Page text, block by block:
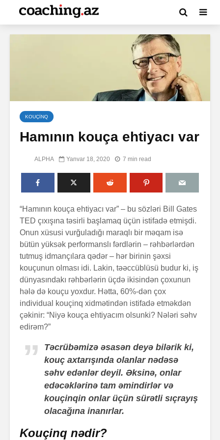
KOUÇİNQ
Hamının kouça ehtiyacı var
ALPHA Yanvar 18, 2020 7 min read
“Hamının kouça ehtiyacı var” – bu sözləri Bill Gates
TED çıxışına təsirli başlamaq üçün istifadə etmişdi.
Onun xüsusi vurğuladığı maraqlı bir məqam isə
bütün yüksək performanslı fərdlərin – rəhbərlərdən
tutmuş idmançılara qədər – hər birinin şəxsi
kouçunun olması idi. Lakin, təəccüblüsü budur ki, iş
dünyasındakı rəhbərlərin üçdə ikisindən çoxunun
hələ də kouçu yoxdur. Hətta, 60%-dən çox
individual kouçinq xidmətindən istifadə etməkdən
çəkinir: “Niyə kouça ehtiyacım olsunki? Nələri səhv
edirəm?”
Təcrübəmizə əsasən deyə bilərik ki,
kouç axtarışında olanlar nədəsə
səhv edənlər deyil. Əksinə, onlar
edəcəklərinə tam əmindirlər və
kouçinqin onlar üçün sürətli sıçrayış
olacağına inanırlar.
Kouçinq nədir?
Alfred Adler və
onun fərdi
“Ulduzlu gecə”
necə yarandı?
Özünüdərketmə
nədir və necə
Həyatın
məktubu